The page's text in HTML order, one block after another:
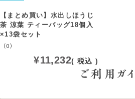
【まとめ買い】水出しほうじ
茶 涼葉 ティーバッグ18個入
×13袋セット
（0）
¥11,232 税込
ご利用ガ